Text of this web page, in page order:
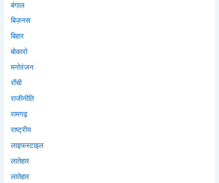
बंगाल
बिज़नस
बिहार
बोकारो
मनोरंजन
राँची
राजीनीति
रामगढ़
राष्ट्रीय
लाइफस्टाइल
लातेहार
लातेहार